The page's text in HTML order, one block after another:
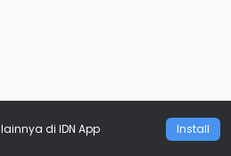
lainnya di IDN App Install